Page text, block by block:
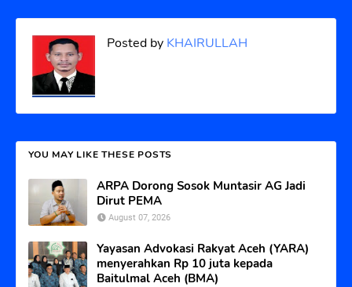
Posted by KHAIRULLAH
YOU MAY LIKE THESE POSTS
ARPA Dorong Sosok Muntasir AG Jadi
Dirut PEMA
August 07, 2026
Yayasan Advokasi Rakyat Aceh (YARA)
menyerahkan Rp 10 juta kepada
Baitulmal Aceh (BMA)